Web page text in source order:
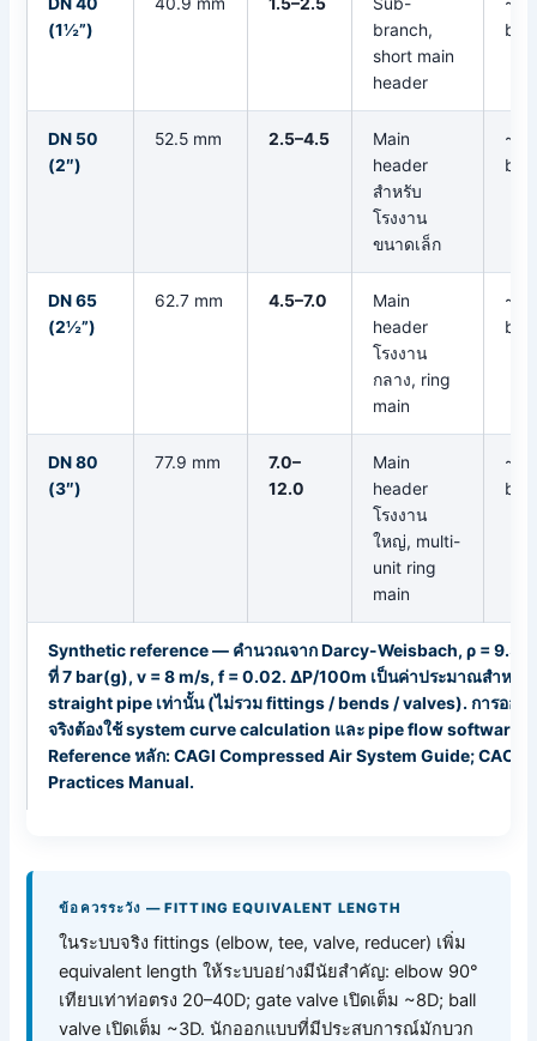
(1½”)
branch,
short main
header
bar
DN 50
(2″)
52.5 mm 2.5–4.5
Main
header
สำหรับ
โรงงาน
ขนาดเล็ก
bar
DN 65
(2½”)
62.7 mm 4.5–7.0
Main
header
โรงงาน
กลาง, ring
main
bar
DN 80
(3″)
77.9 mm
7.0–
12.0
Main
header
โรงงาน
ใหญ่, multi-
unit ring
main
bar
Synthetic reference — คำนวณจาก Darcy-Weisbach, ρ = 9.3
ที่ 7 bar(g), v = 8 m/s, f = 0.02. ΔP/100m เป็นค่าประมาณสำหรับ
straight pipe เท่านั้น (ไม่รวม fittings / bends / valves). การออก
จริงต้องใช้ system curve calculation และ pipe flow software.
Reference หลัก: CAGI Compressed Air System Guide; CAC
Practices Manual.
ข้อควรระวัง — FITTING EQUIVALENT LENGTH
ในระบบจริง fittings (elbow, tee, valve, reducer) เพิ่ม
equivalent length ให้ระบบอย่างมีนัยสำคัญ: elbow 90°
เทียบเท่าท่อตรง 20–40D; gate valve เปิดเต็ม ~8D; ball
valve เปิดเต็ม ~3D. นักออกแบบที่มีประสบการณ์มักบวก